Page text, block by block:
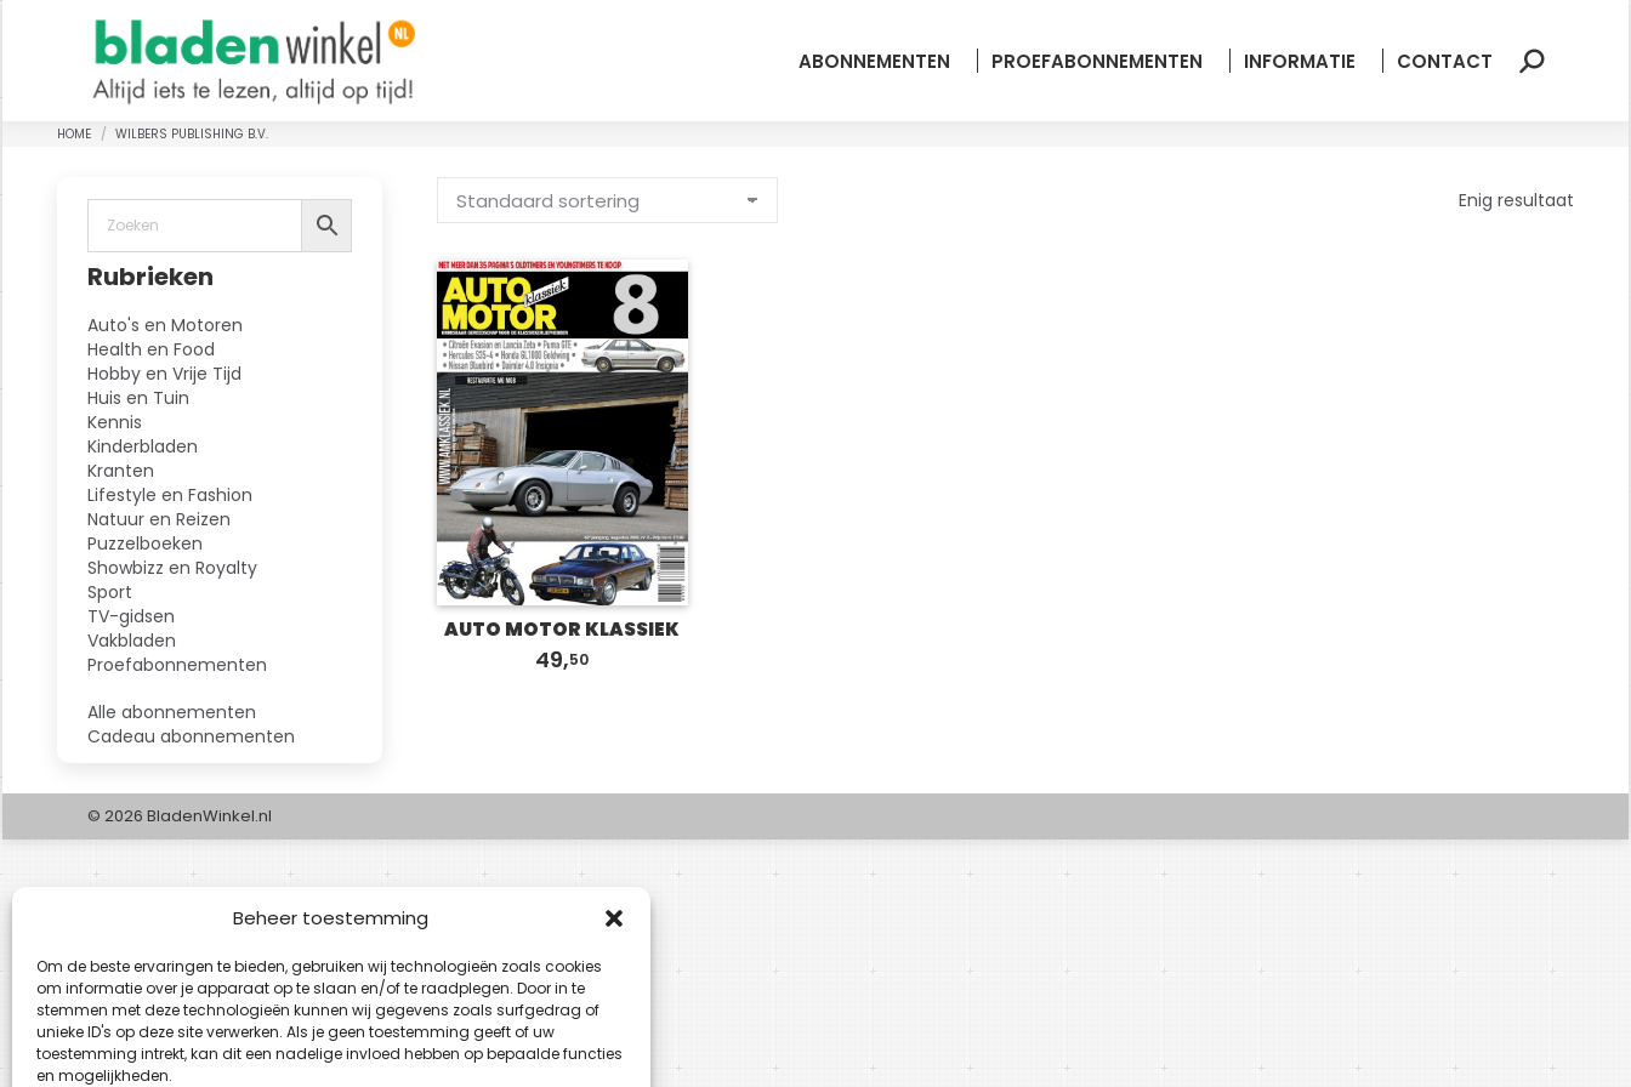
Beheer toestemming
Om de beste ervaringen te bieden, gebruiken wij technologieën zoals cookies
om informatie over je apparaat op te slaan en/of te raadplegen. Door in te
stemmen met deze technologieën kunnen wij gegevens zoals surfgedrag of
unieke ID's op deze site verwerken. Als je geen toestemming geeft of uw
toestemming intrekt, kan dit een nadelige invloed hebben op bepaalde functies
en mogelijkheden.
ABONNEMENTEN PROEFABONNEMENTEN INFORMATIE CONTACT Zoeken:
Je bent hier:
HOME WILBERS PUBLISHING B.V.
Enig resultaat
AUTO MOTOR KLASSIEK
49,50
Rubrieken
Auto's en Motoren
Health en Food
Hobby en Vrije Tijd
Huis en Tuin
Kennis
Kinderbladen
Kranten
Lifestyle en Fashion
Natuur en Reizen
Puzzelboeken
Showbizz en Royalty
Sport
TV-gidsen
Vakbladen
Proefabonnementen
Alle abonnementen
Cadeau abonnementen
© 2026 BladenWinkel.nl